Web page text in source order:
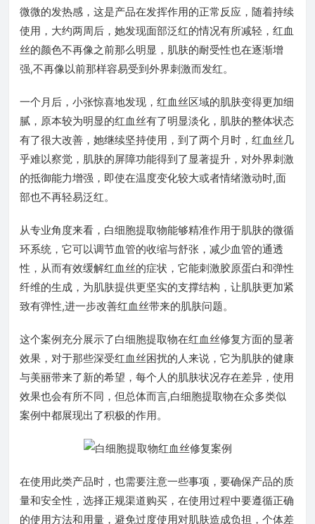
微微的发热感，这是产品在发挥作用的正常反应，随着持续
使用，大约两周后，她发现面部泛红的情况有所减轻，红血
丝的颜色不再像之前那么明显，肌肤的耐受性也在逐渐增
强,不再像以前那样容易受到外界刺激而发红。
一个月后，小张惊喜地发现，红血丝区域的肌肤变得更加细
腻，原本较为明显的红血丝有了明显淡化，肌肤的整体状态
有了很大改善，她继续坚持使用，到了两个月时，红血丝几
乎难以察觉，肌肤的屏障功能得到了显著提升，对外界刺激
的抵御能力增强，即使在温度变化较大或者情绪激动时,面
部也不再轻易泛红。
从专业角度来看，白细胞提取物能够精准作用于肌肤的微循
环系统，它可以调节血管的收缩与舒张，减少血管的通透
性，从而有效缓解红血丝的症状，它能刺激胶原蛋白和弹性
纤维的生成，为肌肤提供更坚实的支撑结构，让肌肤更加紧
致有弹性,进一步改善红血丝带来的肌肤问题。
这个案例充分展示了白细胞提取物在红血丝修复方面的显著
效果，对于那些深受红血丝困扰的人来说，它为肌肤的健康
与美丽带来了新的希望，每个人的肌肤状况存在差异，使用
效果也会有所不同，但总体而言,白细胞提取物在众多类似
案例中都展现出了积极的作用。
在使用此类产品时，也需要注意一些事项，要确保产品的质
量和安全性，选择正规渠道购买，在使用过程中要遵循正确
的使用方法和用量，避免过度使用对肌肤造成负担，个体差